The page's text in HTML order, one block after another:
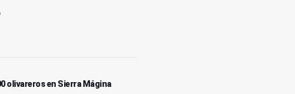
olivareros en Sierra Mágina